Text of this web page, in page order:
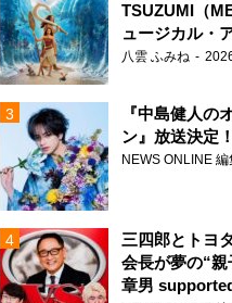
TSUZUMI（
ュージカル・
声を響かせる
八雲 ふみね
『中島健人の
ン』放送決定！
NEWS ONLINE 編
三四郎とトヨ
会長が夢の“親
章男